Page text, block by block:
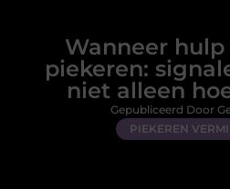
Wanneer
piekeren:
niet alleen
PIEKEREN
Gepubliceerd Door